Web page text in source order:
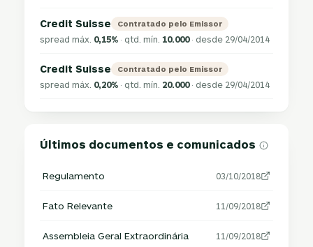
Credit Suisse Contratado pelo Emissor
spread máx. 0,15% · qtd. mín.10.000· desde 29/04/2014
Credit Suisse Contratado pelo Emissor
spread máx. 0,20% · qtd. mín. 20.000· desde 29/04/2014
Últimos documentos e comunicados
Regulamento 03/10/2018
Fato Relevante 11/09/2018
Assembleia Geral Extraordinária 11/09/2018